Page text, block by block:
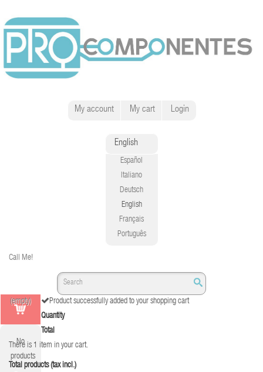
My account My cart Login
English
Español
Italiano
Deutsch
English
Français
Português
Call Me!
(empty)
No
products
Product successfully added to your shopping cart
Quantity
Total
There is 1 item in your cart.
Total products (tax incl.)